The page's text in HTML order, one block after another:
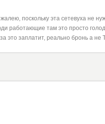
поскольку эта сетевуха не
работающие там это просто
это заплатит, реально бронь а